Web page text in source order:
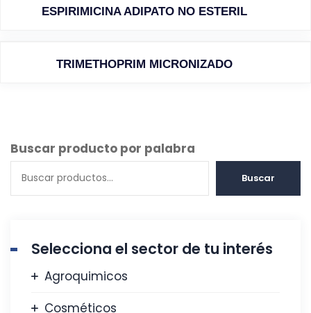
ESPIRIMICINA ADIPATO NO ESTERIL
TRIMETHOPRIM MICRONIZADO
Buscar producto por palabra
Buscar
Selecciona el sector de tu interés
Agroquimicos
Cosméticos